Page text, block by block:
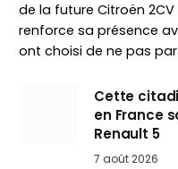
de la future Citroën
renforce sa présence
ont choisi de ne pas
Cette
en France
Renault 5
7 août 2026